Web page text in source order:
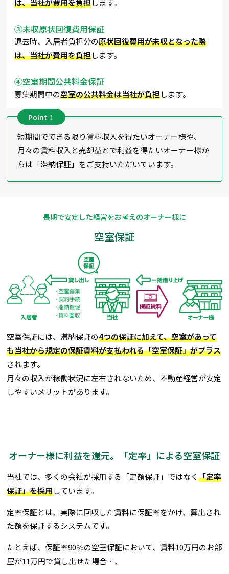
は、当社が費用を負担します。
③未収原状回復費用保証
退去時、入居者負担分の原状回復費用が未収となった際
は、当社が費用を負担します。
④空室期間公共料金保証
募集期間中の空室の公共料金は当社が負担します。
Point！
短期間でできる限り賃料収入を得たいオーナー様や、
月々の賃料収入と売却益とで利益を得たいオーナー様か
らは「滞納保証」をご支持いただいています。
長期で安定した経営をお考えのオーナー様に
空室保証
空室保証には、滞納保証の4つの保証に加えて、空室があって
も当社から規定の保証賃料が支払われる「空室保証」がプラス
されます。
月々の収入が稼働状況に左右されないため、不動産経営が安定
しやすいメリットがあります。
オーナー様に利益を還元。「定率」による空室保証
当社では、多くの会社が採用する「定額保証」ではなく「定率
保証」を採用しています。
定率保証とは、実際に回収した賃料に保証率をかけ、算出され
た額を保証するシステムです。
たとえば、保証率90％の空室保証において、賃料10万円のお部
屋が11万円で貸し出せた場合…、